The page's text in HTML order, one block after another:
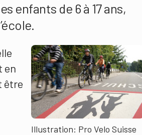
enfants de 6 à 17 ans,
Illustration: Pro Velo Suisse
en
être